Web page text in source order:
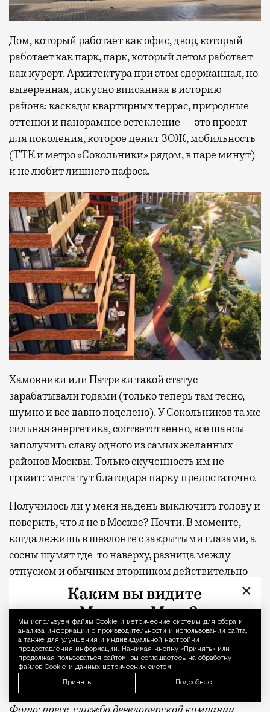
Уведомление
Мы используем файлы Сookie и метрические системы для сбора и
анализа информации о производительности и использовании сайта,
а также для улучшения и индивидуальной настройки
предоставления информации. Нажимая кнопку «Принять» или
продолжая пользоваться сайтом, вы соглашаетесь на обработку
файлов Cookie и данных метрических систем.
Принять Подробнее
Дом, который работает как офис, двор, который
работает как парк, парк, который летом работает
как курорт. Архитектура при этом сдержанная, но
выверенная, искусно вписанная в историю
района: каскады квартирных террас, природные
оттенки и панорамное остекление — это проект
для поколения, которое ценит ЗОЖ, мобильность
(ТТК и метро «Сокольники» рядом, в паре минут)
и не любит лишнего пафоса.
Хамовники или Патрики такой статус
зарабатывали годами (только теперь там тесно,
шумно и все давно поделено). У Сокольников та же
сильная энергетика, соответственно, все шансы
заполучить славу одного из самых желанных
районов Москвы. Только скученность им не
грозит: места тут благодаря парку предостаточно.
Получилось ли у меня на день выключить голову и
поверить, что я не в Москве? Почти. В моменте,
когда лежишь в шезлонге с закрытыми глазами, а
сосны шумят где-то наверху, разница между
отпуском и обычным вторником действительно
стирается. Домой я вернулась пешком, а не через
аэропорт, но ощущение осталось то же — будто
только что откуда-то издалека приехала
отдохнувшей.
С проектной декларацией можно ознакомиться по
×